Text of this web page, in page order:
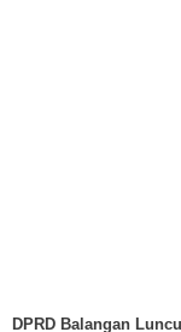
DPRD Balangan